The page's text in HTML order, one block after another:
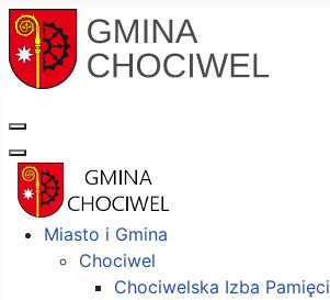
Miasto i Gmina
Chociwel
Chociwelska Izba Pamięci